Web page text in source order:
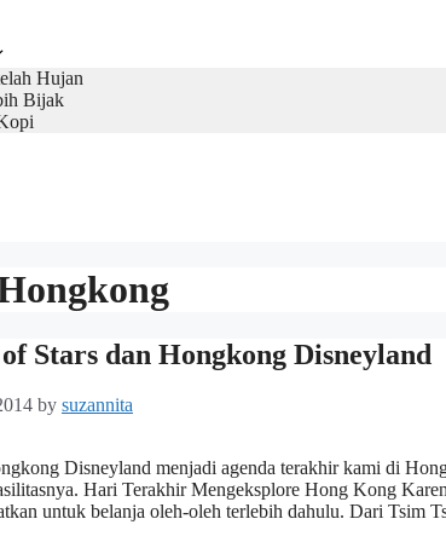
Hujan
Bijak
Stars dan Hongkong Disneyland
by suzannita
Disneyland menjadi agenda terakhir kami di
Hari Terakhir Mengeksplore Hong Kong
untuk belanja oleh-oleh terlebih dahulu. Dari Tsim